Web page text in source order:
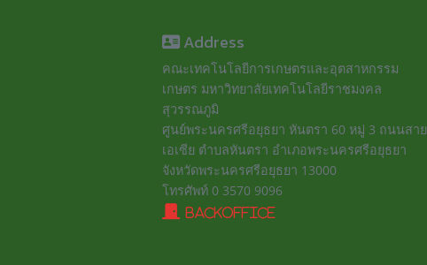
Address
คณะเทคโนโลยีการเกษตรและอุตสาหกรรม
เกษตร มหาวิทยาลัยเทคโนโลยีราชมงคล
สุวรรณภูมิ
ศูนย์พระนครศรีอยุธยา หันตรา 60 หมู่ 3 ถนนสาย
เอเซีย ตำบลหันตรา อำเภอพระนครศรีอยุธยา
จังหวัดพระนครศรีอยุธยา 13000
โทรศัพท์ 0 3570 9096
BackOffice